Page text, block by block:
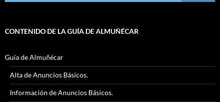
CONTENIDO DE LA GUÍA DE ALMUÑÉCAR
Guía de Almuñécar
Alta de Anuncios Básicos.
Información de Anuncios Básicos.